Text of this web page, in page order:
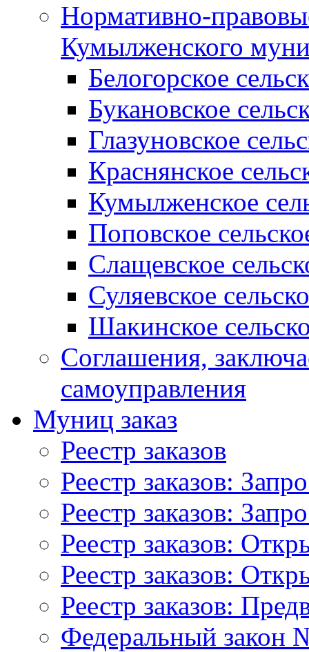
Нормативно-
Кумылженского
Белогорское
Букановское
Глазуновское
Краснянское
Кумылженское
Поповское
Слащевское
Суляевское
Шакинское
Соглашения,
самоуправления
Муниц заказ
Реестр заказов
Реестр заказов:
Реестр заказов:
Реестр заказов:
Реестр заказов:
Реестр заказов:
Федеральный закон